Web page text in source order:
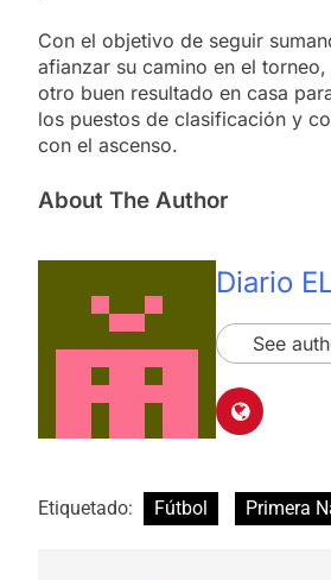
Con el objetivo de seguir
afianzar su camino en el torneo,
otro buen resultado en casa
los puestos de clasificación y
con el ascenso.
About The Author
Diario
See
Etiquetado: Fútbol Primera